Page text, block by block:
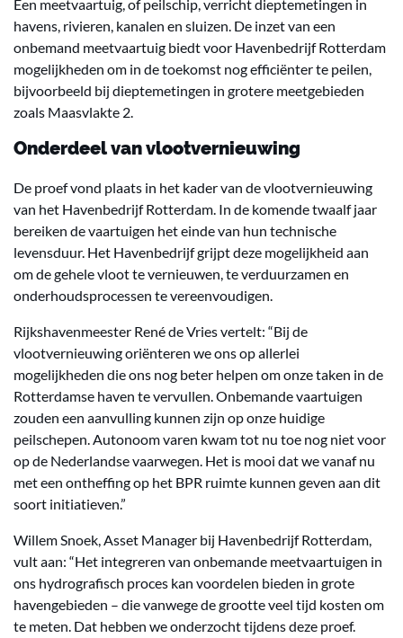
Een meetvaartuig, of peilschip, verricht dieptemetingen in
havens, rivieren, kanalen en sluizen. De inzet van een
onbemand meetvaartuig biedt voor Havenbedrijf Rotterdam
mogelijkheden om in de toekomst nog efficiënter te peilen,
bijvoorbeeld bij dieptemetingen in grotere meetgebieden
zoals Maasvlakte 2.
Onderdeel van vlootvernieuwing
De proef vond plaats in het kader van de vlootvernieuwing
van het Havenbedrijf Rotterdam. In de komende twaalf jaar
bereiken de vaartuigen het einde van hun technische
levensduur. Het Havenbedrijf grijpt deze mogelijkheid aan
om de gehele vloot te vernieuwen, te verduurzamen en
onderhoudsprocessen te vereenvoudigen.
Rijkshavenmeester René de Vries vertelt: “Bij de
vlootvernieuwing oriënteren we ons op allerlei
mogelijkheden die ons nog beter helpen om onze taken in de
Rotterdamse haven te vervullen. Onbemande vaartuigen
zouden een aanvulling kunnen zijn op onze huidige
peilschepen. Autonoom varen kwam tot nu toe nog niet voor
op de Nederlandse vaarwegen. Het is mooi dat we vanaf nu
met een ontheffing op het BPR ruimte kunnen geven aan dit
soort initiatieven.”
Willem Snoek, Asset Manager bij Havenbedrijf Rotterdam,
vult aan: “Het integreren van onbemande meetvaartuigen in
ons hydrografisch proces kan voordelen bieden in grote
havengebieden – die vanwege de grootte veel tijd kosten om
te meten. Dat hebben we onderzocht tijdens deze proef.